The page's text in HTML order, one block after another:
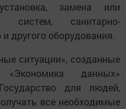
замена или
систем, санитарно-
и другого оборудования.
ситуации», созданные
данных»
для людей,
все необходимые